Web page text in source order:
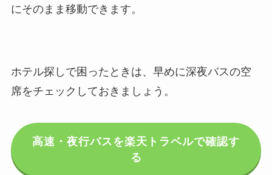
にそのまま移動できます。
ホテル探しで困ったときは、早めに深夜バスの空
席をチェックしておきましょう。
高速・夜行バスを楽天トラベルで確認す
る